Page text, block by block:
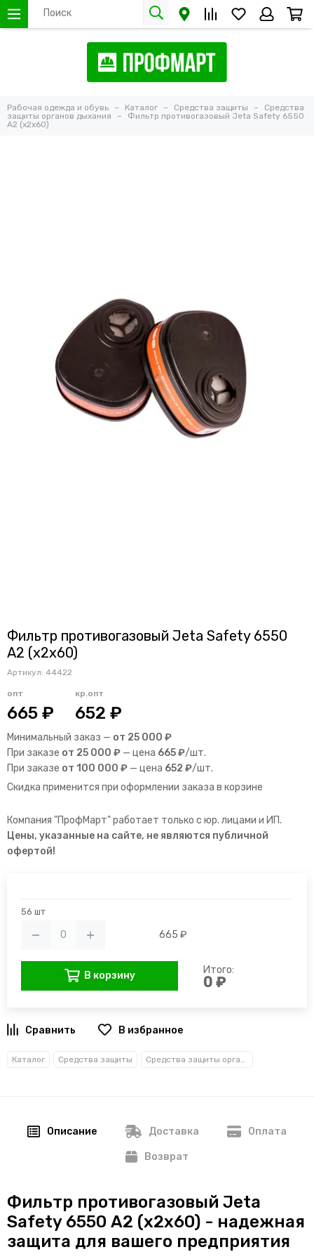
Рабочая одежда и обувь Каталог Средства защиты
Средства
защиты органов дыхания
Фильтр противогазовый Jeta Safety 6550
А2 (х2х60)
Фильтр противогазовый Jeta Safety 6550
А2 (х2х60)
Артикул: 44422
опт
665 ₽
кр.опт
652 ₽
Минимальный заказ — от 25 000 ₽
При заказе от 25 000 ₽ — цена 665 ₽/шт.
При заказе от 100 000 ₽ — цена 652 ₽/шт.
Скидка применится при оформлении заказа в корзине
Компания "ПрофМарт" работает только с юр. лицами и ИП.
Цены, указанные на сайте, не являются публичной
офертой!
56 шт
665 ₽
В корзину Итого:
0 ₽
В избранное
Каталог Средства защиты Средства защиты органов дыхания
Описание Доставка Оплата
Возврат
Фильтр противогазовый Jeta
Safety 6550 А2 (х2х60) - надежная
защита для вашего предприятия